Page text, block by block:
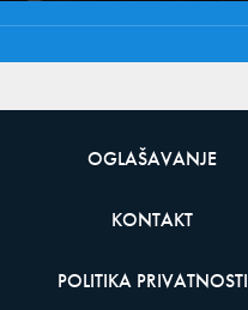
OGLAŠAVANJE
KONTAKT
POLITIKA PRIVATNOSTI